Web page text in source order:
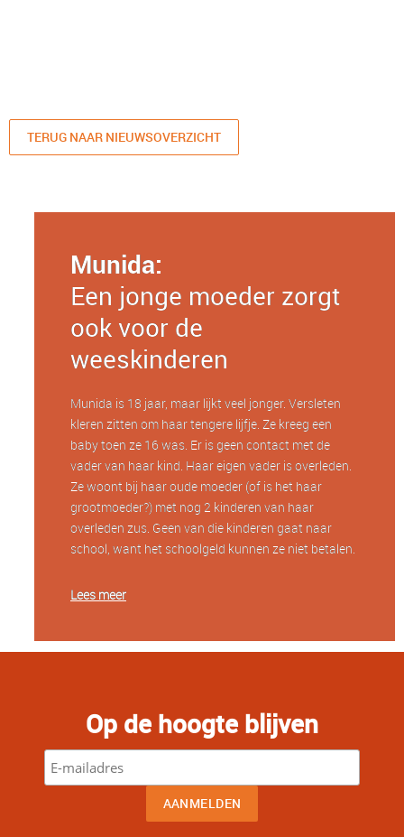
TERUG NAAR NIEUWSOVERZICHT
Munida:
Een jonge moeder zorgt
ook voor de
weeskinderen
Munida is 18 jaar, maar lijkt veel jonger. Versleten
kleren zitten om haar tengere lijfje. Ze kreeg een
baby toen ze 16 was. Er is geen contact met de
vader van haar kind. Haar eigen vader is overleden.
Ze woont bij haar oude moeder (of is het haar
grootmoeder?) met nog 2 kinderen van haar
overleden zus. Geen van die kinderen gaat naar
school, want het schoolgeld kunnen ze niet betalen.
Lees meer
Op de hoogte blijven